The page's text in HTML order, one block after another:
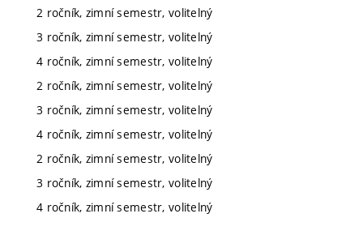
2 ročník, zimní semestr, volitelný
3 ročník, zimní semestr, volitelný
4 ročník, zimní semestr, volitelný
2 ročník, zimní semestr, volitelný
3 ročník, zimní semestr, volitelný
4 ročník, zimní semestr, volitelný
2 ročník, zimní semestr, volitelný
3 ročník, zimní semestr, volitelný
4 ročník, zimní semestr, volitelný